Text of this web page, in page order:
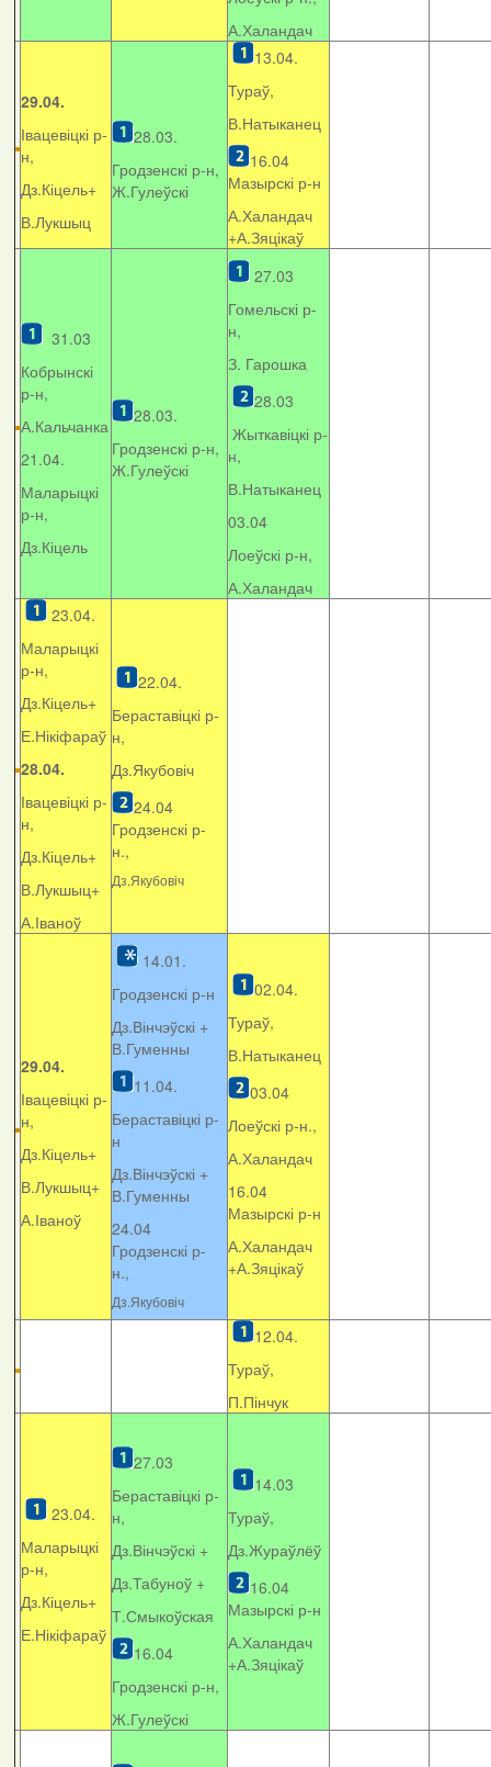
А.Халандач
29.04.
Івацевіцкі р-
н,
Дз.Кіцель+
В.Лукшыц
28.03.
Гродзенскі р-н,
Ж.Гулеўскі
13.04.
Тураў,
В.Натыканец
16.04
Мазырскі р-н
А.Халандач
+А.Зяцікаў
31.03
Кобрынскі
р-н,
А.Кальчанка
21.04.
Маларыцкі
р-н,
Дз.Кіцель
28.03.
Гродзенскі р-н,
Ж.Гулеўскі
27.03
Гомельскі р-
н,
З. Гарошка
28.03
Жыткавіцкі р-
н,
В.Натыканец
03.04
Лоеўскі р-н,
А.Халандач
23.04.
Маларыцкі
р-н,
Дз.Кіцель+
Е.Нікіфараў
28.04.
Івацевіцкі р-
н,
Дз.Кіцель+
В.Лукшыц+
А.Іваноў
22.04.
Бераставіцкі р-
н,
Дз.Якубовіч
24.04
Гродзенскі р-
н.,
Дз.Якубовіч
29.04.
Івацевіцкі р-
н,
Дз.Кіцель+
В.Лукшыц+
А.Іваноў
14.01.
Гродзенскі р-н
Дз.Вінчэўскі +
В.Гуменны
11.04.
Бераставіцкі р-
н
Дз.Вінчэўскі +
В.Гуменны
24.04
Гродзенскі р-
н.,
Дз.Якубовіч
02.04.
Тураў,
В.Натыканец
03.04
Лоеўскі р-н.,
А.Халандач
16.04
Мазырскі р-н
А.Халандач
+А.Зяцікаў
12.04.
Тураў,
П.Пінчук
23.04.
Маларыцкі
р-н,
Дз.Кіцель+
Е.Нікіфараў
27.03
Бераставіцкі р-
н,
Дз.Вінчэўскі +
Дз.Табуноў +
Т.Смыкоўская
16.04
Гродзенскі р-н,
Ж.Гулеўскі
14.03
Тураў,
Дз.Жураўлёў
16.04
Мазырскі р-н
А.Халандач
+А.Зяцікаў